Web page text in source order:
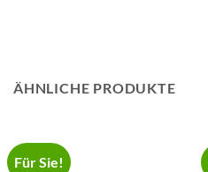
ÄHNLICHE PRODUKTE
Für Sie!